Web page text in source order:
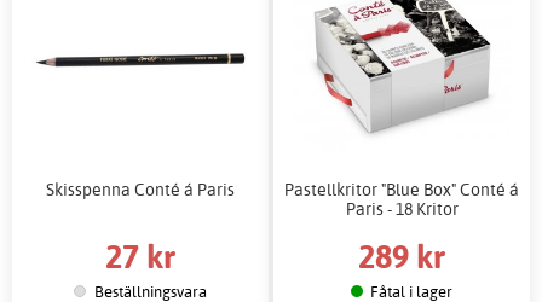
Skisspenna Conté á Paris
27 kr
Beställningsvara
Pastellkritor "Blue Box" Conté á
Paris - 18 Kritor
289 kr
Fåtal i lager